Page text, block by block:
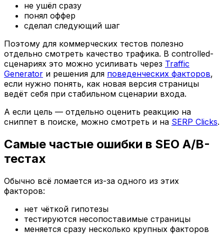
не ушёл сразу
понял оффер
сделал следующий шаг
Поэтому для коммерческих тестов полезно
отдельно смотреть качество трафика. В controlled-
сценариях это можно усиливать через Traffic
Generator и решения для поведенческих факторов,
если нужно понять, как новая версия страницы
ведёт себя при стабильном сценарии входа.
А если цель — отдельно оценить реакцию на
сниппет в поиске, можно смотреть и на SERP Clicks.
Самые частые ошибки в SEO A/B-
тестах
Обычно всё ломается из-за одного из этих
факторов:
нет чёткой гипотезы
тестируются несопоставимые страницы
меняется сразу несколько крупных факторов